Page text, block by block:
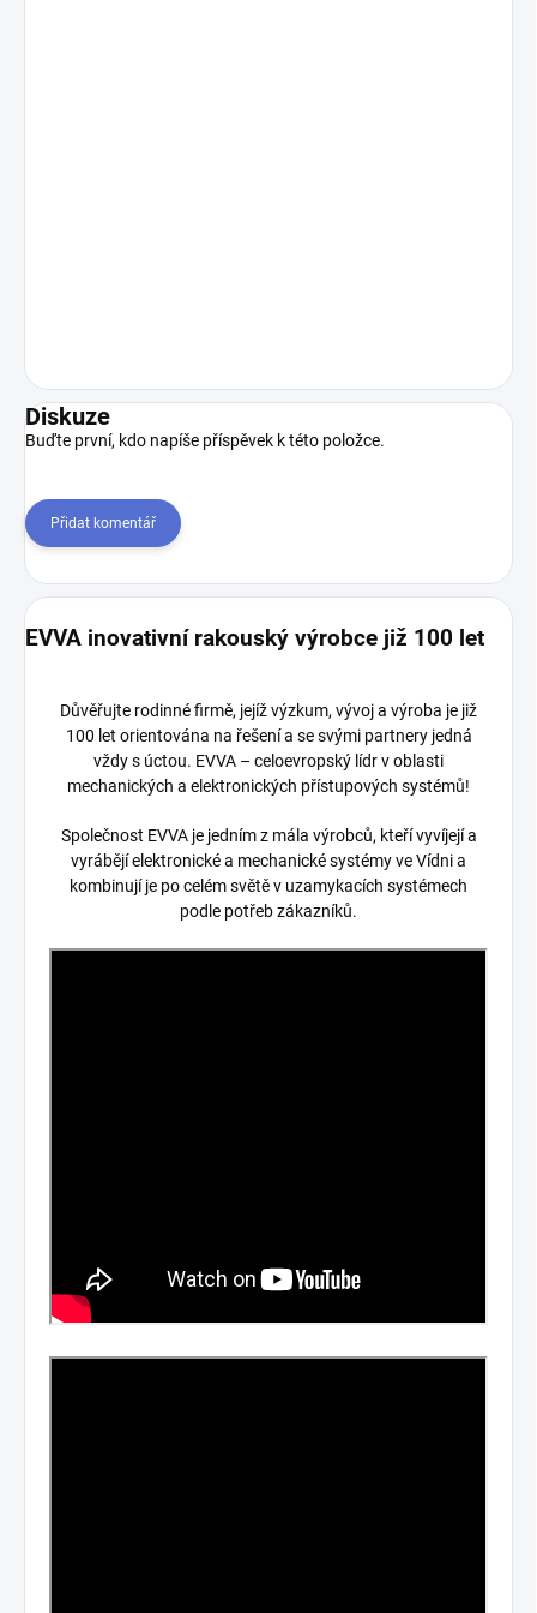
Diskuze
Buďte první, kdo napíše příspěvek k této položce.
Přidat komentář
EVVA inovativní rakouský výrobce již 100 let
Důvěřujte rodinné firmě, jejíž výzkum, vývoj a výroba je již
100 let orientována na řešení a se svými partnery jedná
vždy s úctou. EVVA – celoevropský lídr v oblasti
mechanických a elektronických přístupových systémů!
Společnost EVVA je jedním z mála výrobců, kteří vyvíjejí a
vyrábějí elektronické a mechanické systémy ve Vídni a
kombinují je po celém světě v uzamykacích systémech
podle potřeb zákazníků.